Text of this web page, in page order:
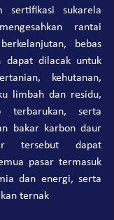
sertifikasi sukarela
rantai
bebas
dapat dilacak untuk
kehutanan,
limbah dan residu,
terbarukan, serta
bakar karbon daur
tersebut dapat
pasar termasuk
dan energi, serta
ternak